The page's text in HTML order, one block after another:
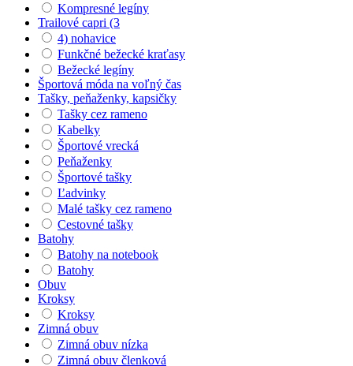
Kompresné legíny
Trailové capri (3
4) nohavice
Funkčné bežecké kraťasy
Bežecké legíny
Športová móda na voľný čas
Tašky, peňaženky, kapsičky
Tašky cez rameno
Kabelky
Športové vrecká
Peňaženky
Športové tašky
Ľadvinky
Malé tašky cez rameno
Cestovné tašky
Batohy
Batohy na notebook
Batohy
Obuv
Kroksy
Kroksy
Zimná obuv
Zimná obuv nízka
Zimná obuv členková